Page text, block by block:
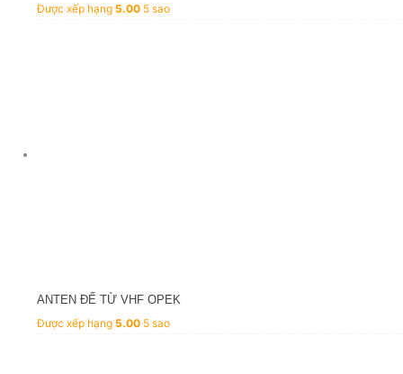
Được xếp hạng5.00 5 sao
ANTEN ĐẾ TỪ VHF OPEK
Được xếp hạng5.00 5 sao